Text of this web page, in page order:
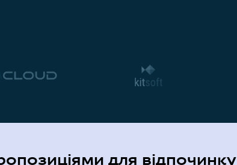
для відпочинку